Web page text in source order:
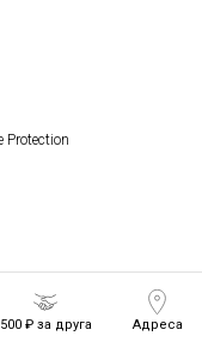
Protection
500 ₽ за друга Адреса